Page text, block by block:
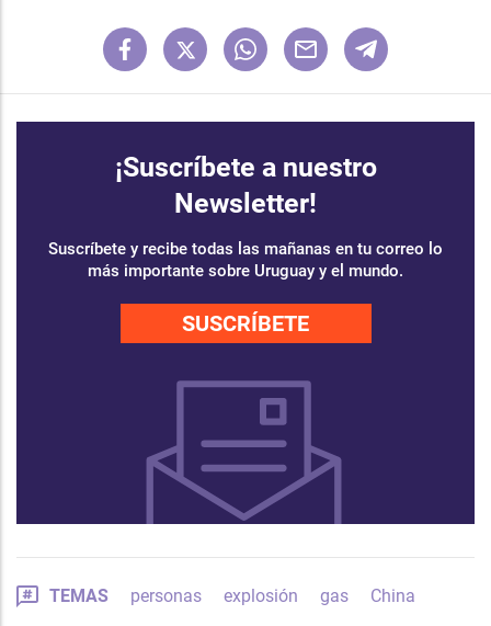
¡Suscríbete a nuestro
Newsletter!
Suscríbete y recibe todas las mañanas en tu correo lo
más importante sobre Uruguay y el mundo.
SUSCRÍBETE
TEMAS personas explosión gas China